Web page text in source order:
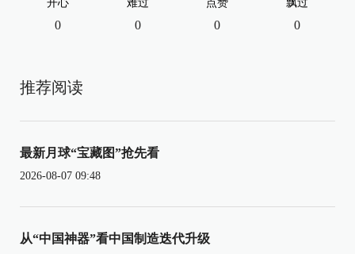
开心
0
难过
0
点赞
0
飘过
0
推荐阅读
最新月球“宝藏图”抢先看
2026-08-07 09:48
从“中国神器”看中国制造迭代升级